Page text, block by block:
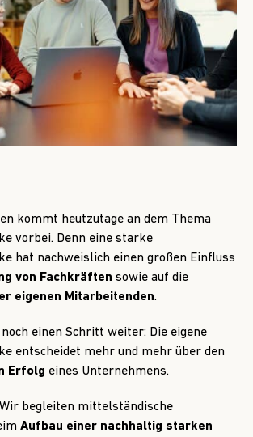
kommt heutzutage an dem Thema
vorbei. Denn eine starke
hat nachweislich einen großen Einfluss
von Fachkräften sowie auf die
eigenen Mitarbeitenden.
einen Schritt weiter: Die eigene
entscheidet mehr und mehr über den
Erfolg eines Unternehmens.
begleiten mittelständische
Aufbau einer nachhaltig starken